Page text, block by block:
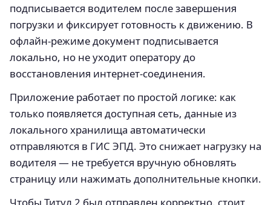
подписывается водителем после завершения
погрузки и фиксирует готовность к движению. В
офлайн‑режиме документ подписывается
локально, но не уходит оператору до
восстановления интернет‑соединения.
Приложение работает по простой логике: как
только появляется доступная сеть, данные из
локального хранилища автоматически
отправляются в ГИС ЭПД. Это снижает нагрузку на
водителя — не требуется вручную обновлять
страницу или нажимать дополнительные кнопки.